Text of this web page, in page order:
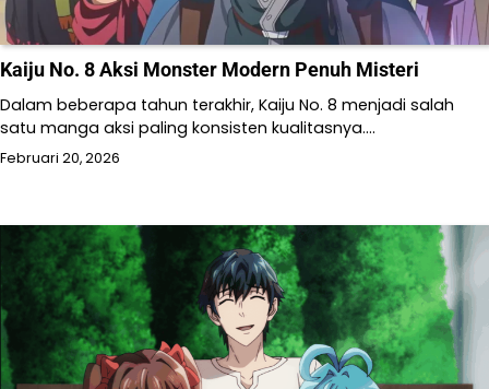
Kaiju No. 8 Aksi Monster Modern Penuh Misteri
Dalam beberapa tahun terakhir, Kaiju No. 8 menjadi salah
satu manga aksi paling konsisten kualitasnya.…
Februari 20, 2026